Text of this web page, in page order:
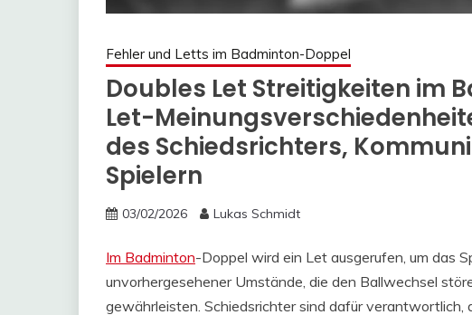
Fehler und Letts im Badminton-Doppel
Doubles Let Streitigkeiten im
Let-
des Schiedsrichters,
Spielern
03/02/2026 Lukas Schmidt
Im Badminton-Doppel wird ein Let ausgerufen, um das
unvorhergesehener Umstände, die den Ballwechsel
gewährleisten. Schiedsrichter sind dafür verantwortlich,